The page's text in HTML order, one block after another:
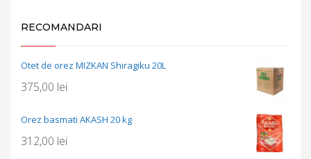
RECOMANDARI
Otet de orez MIZKAN Shiragiku 20L
375,00 lei
Orez basmati AKASH 20 kg
312,00 lei